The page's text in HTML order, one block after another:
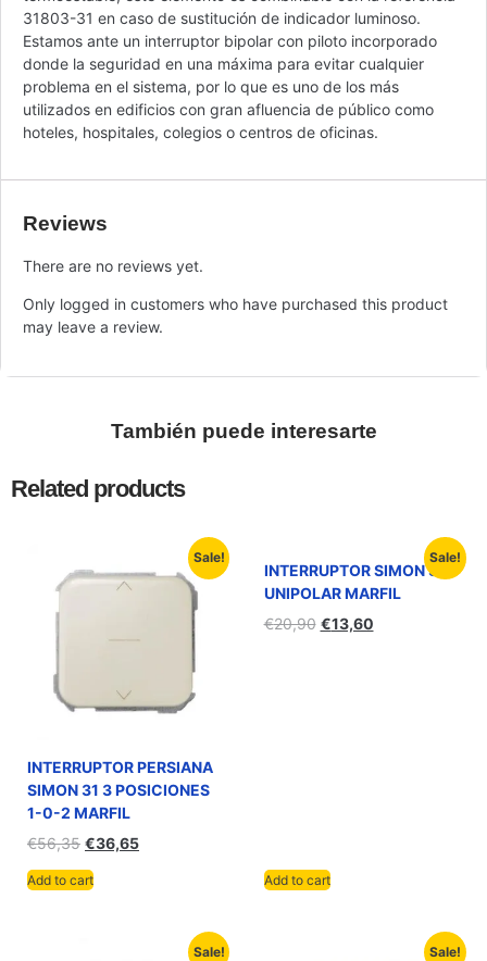
31803-31 en caso de sustitución de indicador luminoso.
Estamos ante un interruptor bipolar con piloto incorporado
donde la seguridad en una máxima para evitar cualquier
problema en el sistema, por lo que es uno de los más
utilizados en edificios con gran afluencia de público como
hoteles, hospitales, colegios o centros de oficinas.
Reviews
There are no reviews yet.
Only logged in customers who have purchased this product
may leave a review.
También puede interesarte
Related products
Sale!
INTERRUPTOR PERSIANA
SIMON 31 3 POSICIONES
1-0-2 MARFIL
€56,35 €36,65
Add to cart
Sale!
INTERRUPTOR SIMON 31
UNIPOLAR MARFIL
€20,90 €13,60
Add to cart
Sale! Sale!